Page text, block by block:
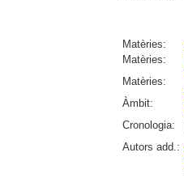
Matèries:
Matèries:
Matèries:
Àmbit:
Cronologia:
Autors add.: